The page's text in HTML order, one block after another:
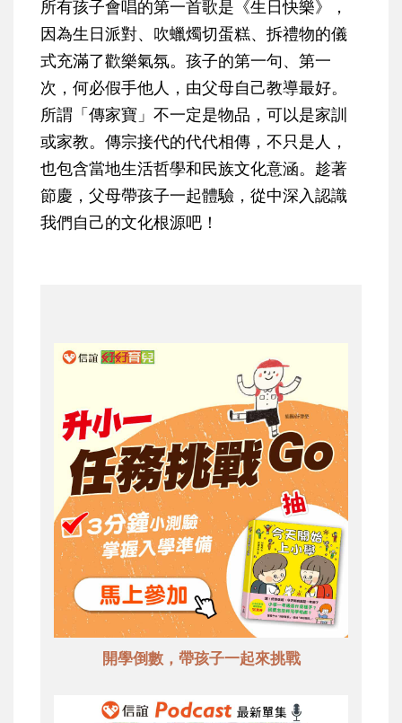
所有孩子會唱的第一首歌是《生日快樂》，
因為生日派對、吹蠟燭切蛋糕、拆禮物的儀
式充滿了歡樂氣氛。孩子的第一句、第一
次，何必假手他人，由父母自己教導最好。
所謂「傳家寶」不一定是物品，可以是家訓
或家教。傳宗接代的代代相傳，不只是人，
也包含當地生活哲學和民族文化意涵。趁著
節慶，父母帶孩子一起體驗，從中深入認識
我們自己的文化根源吧！
開學倒數，帶孩子一起來挑戰